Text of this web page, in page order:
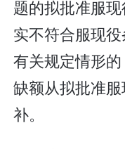
题的拟批准服
实不符合服现
有关规定情形
缺额从拟批准
补。